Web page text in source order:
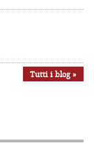
Tutti i blog »